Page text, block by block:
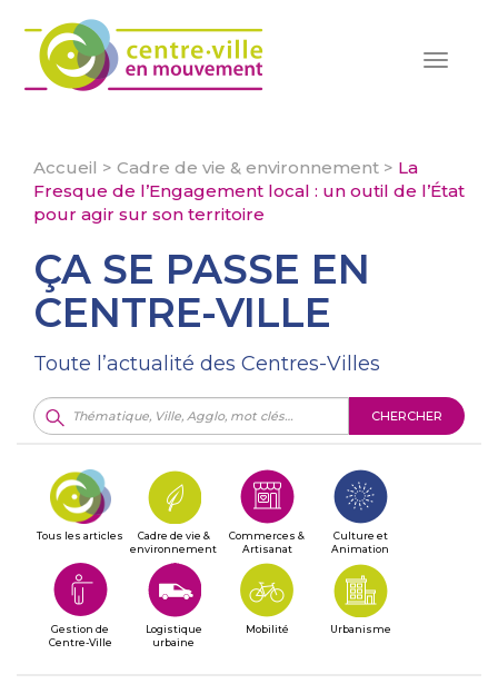
Toggle
Accueil > Cadre de vie & environnement > La
Fresque de l’Engagement local : un outil de l’État
pour agir sur son territoire
ÇA SE PASSE EN
CENTRE-VILLE
Toute l’actualité des Centres-Villes
CHERCHER
Tous les articles
Cadre de vie &
environnement
Commerces &
Artisanat
Culture et
Animation
Gestion de
Centre-Ville
Logistique
urbaine
Mobilité Urbanisme